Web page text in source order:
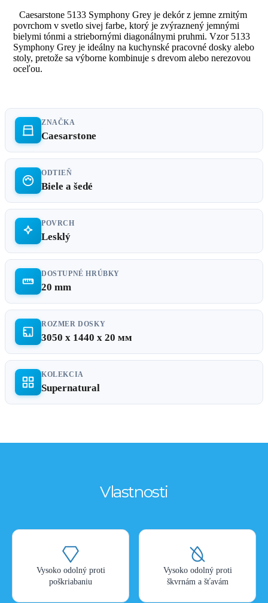
Caesarstone 5133 Symphony Grey je dekór z jemne zrnitým
povrchom v svetlo sivej farbe, ktorý je zvýraznený jemnými
bielymi tónmi a striebornými diagonálnymi pruhmi. Vzor 5133
Symphony Grey je ideálny na kuchynské pracovné dosky alebo
stoly, pretože sa výborne kombinuje s drevom alebo nerezovou
oceľou.
ZNAČKA
Caesarstone
ODTIEŇ
Biele a šedé
POVRCH
Lesklý
DOSTUPNÉ HRÚBKY
20 mm
ROZMER DOSKY
3050 x 1440 x 20 мм
KOLEKCIA
Supernatural
Vlastnosti
Vysoko odolný proti
poškriabaniu
Vysoko odolný proti
škvrnám a šťavám